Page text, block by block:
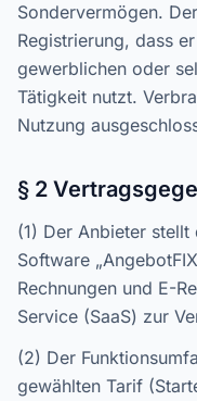
Sondervermögen.
Registrierung, dass
gewerblichen oder
Tätigkeit nutzt.
Nutzung
§ 2
(1) Der Anbieter
Software
Rechnungen und E-
Service (SaaS) zur
(2) Der
gewählten Tarif